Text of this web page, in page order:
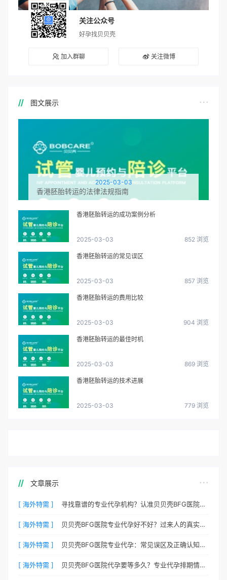
关注公众号
好孕找贝贝壳
加入群聊 关注微博
图文展示
2025-03-03
香港胚胎转运的法律法规指南
香港胚胎转运的成功案例分析
2025-03-03 852 浏览
香港胚胎转运的常见误区
2025-03-03 857 浏览
香港胚胎转运的费用比较
2025-03-03 904 浏览
香港胚胎转运的最佳时机
2025-03-03 869 浏览
香港胚胎转运的技术进展
2025-03-03 779 浏览
文章展示
[ 海外特需 ] 寻找靠谱的专业代孕机构？认准贝贝壳BFG医院官方渠道
[ 海外特需 ] 贝贝壳BFG医院专业代孕好不好？过来人的真实心声
[ 海外特需 ] 贝贝壳BFG医院专业代孕：常见误区及正确认知全梳理
[ 海外特需 ] 贝贝壳BFG医院代孕要等多久？专业代孕排期情况公开